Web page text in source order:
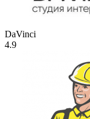
DaVinci
4.9